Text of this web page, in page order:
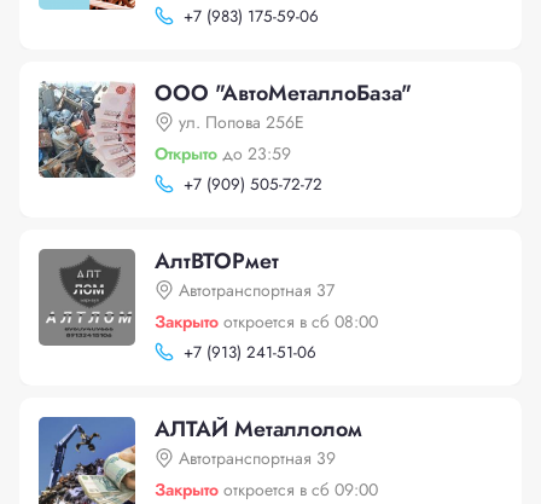
+7 (983) 175-59-06
ООО "АвтоМеталлоБаза"
ул. Попова 256Е
Открыто до 23:59
+7 (909) 505-72-72
АлтВТОРмет
Автотранспортная 37
Закрыто откроется в сб 08:00
+7 (913) 241-51-06
АЛТАЙ Металлолом
Автотранспортная 39
Закрыто откроется в сб 09:00